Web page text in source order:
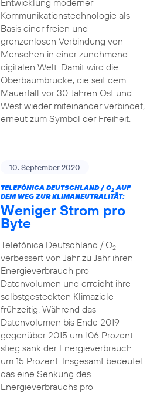
Entwicklung moderner
Kommunikationstechnologie als
Basis einer freien und
grenzenlosen Verbindung von
Menschen in einer zunehmend
digitalen Welt. Damit wird die
Oberbaumbrücke, die seit dem
Mauerfall vor 30 Jahren Ost und
West wieder miteinander verbindet,
erneut zum Symbol der Freiheit.
10. September 2020
TELEFÓNICA DEUTSCHLAND / O2AUF
DEM WEG ZUR KLIMANEUTRALITÄT:
Weniger Strom pro
Byte
Telefónica Deutschland / O2
verbessert von Jahr zu Jahr ihren
Energieverbrauch pro
Datenvolumen und erreicht ihre
selbstgesteckten Klimaziele
frühzeitig. Während das
Datenvolumen bis Ende 2019
gegenüber 2015 um 106 Prozent
stieg sank der Energieverbrauch
um 15 Prozent. Insgesamt bedeutet
das eine Senkung des
Energieverbrauchs pro